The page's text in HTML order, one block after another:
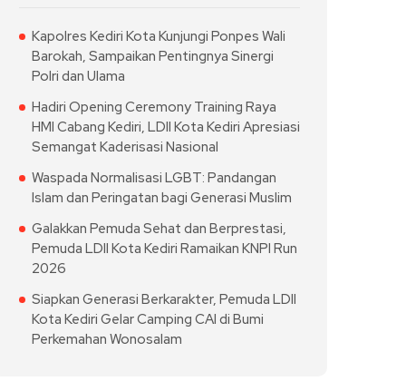
Kapolres Kediri Kota Kunjungi Ponpes Wali
Barokah, Sampaikan Pentingnya Sinergi
Polri dan Ulama
Hadiri Opening Ceremony Training Raya
HMI Cabang Kediri, LDII Kota Kediri Apresiasi
Semangat Kaderisasi Nasional
Waspada Normalisasi LGBT: Pandangan
Islam dan Peringatan bagi Generasi Muslim
Galakkan Pemuda Sehat dan Berprestasi,
Pemuda LDII Kota Kediri Ramaikan KNPI Run
2026
Siapkan Generasi Berkarakter, Pemuda LDII
Kota Kediri Gelar Camping CAI di Bumi
Perkemahan Wonosalam